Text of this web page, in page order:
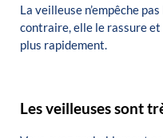
La veilleuse n’empêche
contraire, elle le rassure
plus rapidement.
Les veilleuses sont